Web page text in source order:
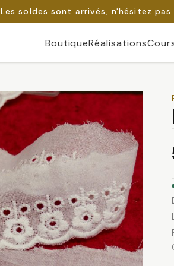
Les soldes sont arrivés, n'hésitez
BoutiqueRéalisations